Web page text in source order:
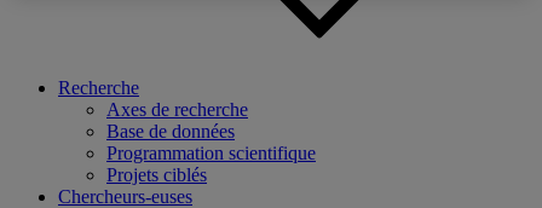
Recherche
Axes de recherche
Base de données
Programmation scientifique
Projets ciblés
Chercheurs-euses